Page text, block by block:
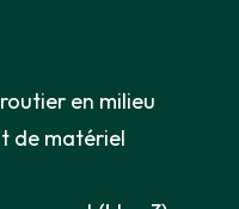
en milieu
de matériel